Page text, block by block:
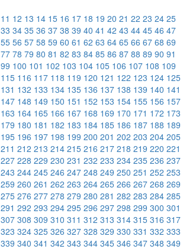
11 12 13 14 15 16 17 18 19 20 21 22 23 24 25
33 34 35 36 37 38 39 40 41 42 43 44 45 46 47
55 56 57 58 59 60 61 62 63 64 65 66 67 68 69
77 78 79 80 81 82 83 84 85 86 87 88 89 90 91
99 100 101 102 103 104 105 106 107 108 109
115 116 117 118 119 120 121 122 123 124 125
131 132 133 134 135 136 137 138 139 140 141
147 148 149 150 151 152 153 154 155 156 157
163 164 165 166 167 168 169 170 171 172 173
179 180 181 182 183 184 185 186 187 188 189
195 196 197 198 199 200 201 202 203 204 205
211 212 213 214 215 216 217 218 219 220 221
227 228 229 230 231 232 233 234 235 236 237
243 244 245 246 247 248 249 250 251 252 253
259 260 261 262 263 264 265 266 267 268 269
275 276 277 278 279 280 281 282 283 284 285
291 292 293 294 295 296 297 298 299 300 301
307 308 309 310 311 312 313 314 315 316 317
323 324 325 326 327 328 329 330 331 332 333
339 340 341 342 343 344 345 346 347 348 349